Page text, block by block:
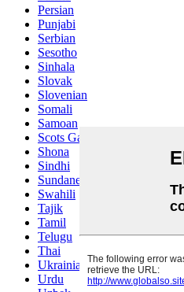
Persian
Punjabi
Serbian
Sesotho
Sinhala
Slovak
Slovenian
Somali
Samoan
Scots Gaelic
Shona
Sindhi
Sundanese
Swahili
Tajik
Tamil
Telugu
Thai
Ukrainian
Urdu